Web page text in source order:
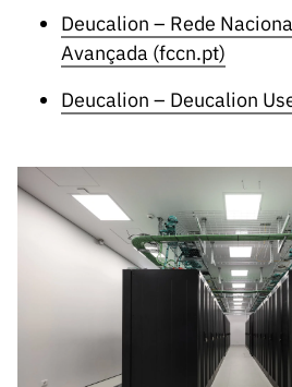
Balcão da Ciência
Contactos
Deucalion – Rede
Avançada (fccn.pt)
Deucalion – Deucalion